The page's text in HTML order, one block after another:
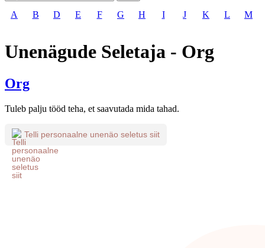
A B D E F G H I J K L M
Unenägude Seletaja - Org
Org
Tuleb palju tööd teha, et saavutada mida tahad.
Telli personaalne unenäo seletus siit